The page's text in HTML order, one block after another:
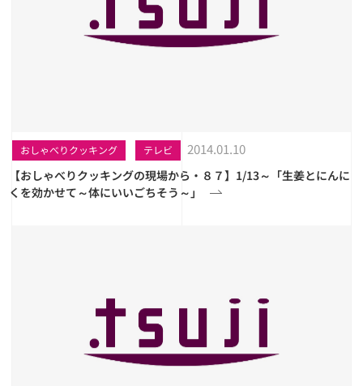
おしゃべりクッキング テレビ 2014.01.10
【おしゃべりクッキングの現場から・８７】1/13～「生姜とにんに
くを効かせて～体にいいごちそう～」